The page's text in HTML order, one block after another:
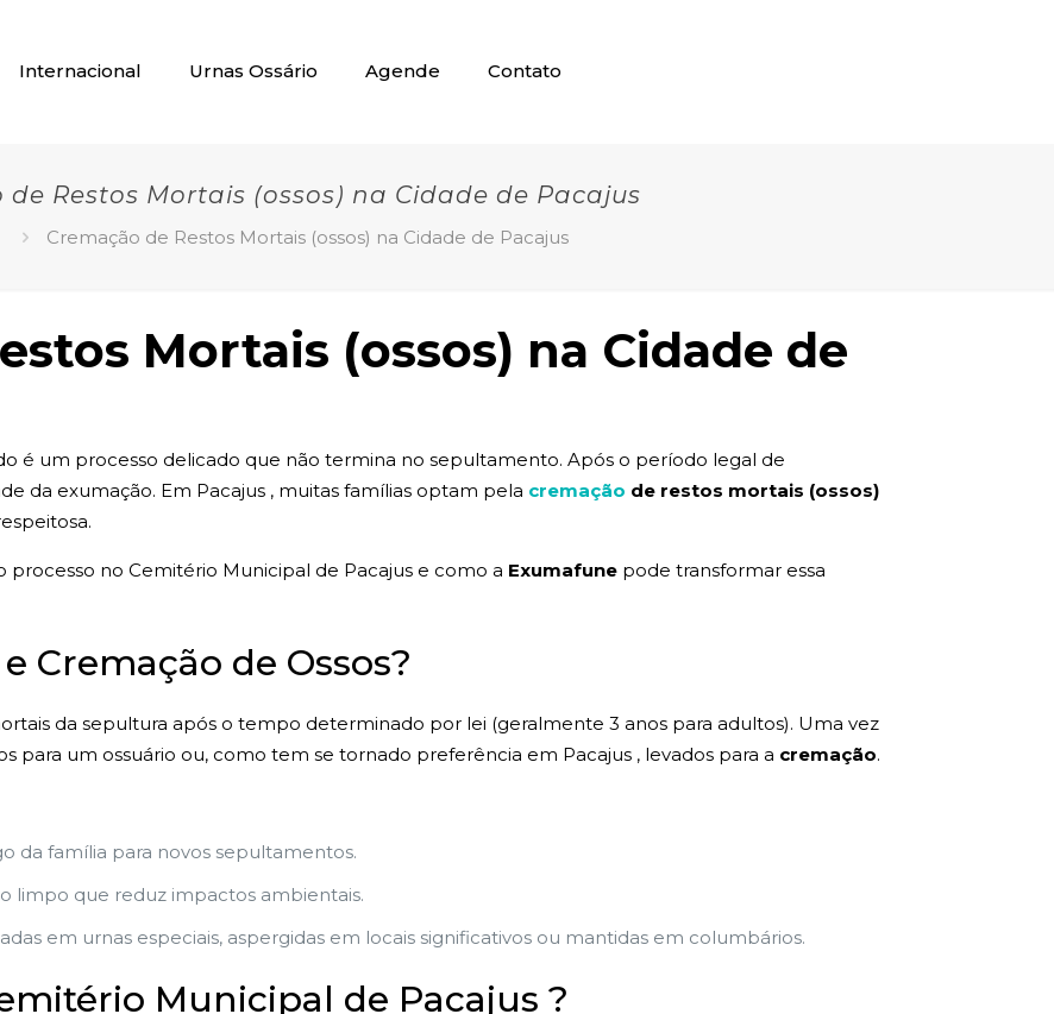
Internacional Urnas Ossário Agende Contato
de Restos Mortais (ossos) na Cidade de Pacajus
Cremação de Restos Mortais (ossos) na Cidade de Pacajus
Mortais (ossos) na Cidade de
é um processo delicado que não termina no sepultamento. Após o período legal de
da exumação. Em Pacajus , muitas famílias optam pela cremação de restos mortais (ossos)
no Cemitério Municipal de Pacajus e como a Exumafunepode transformar essa
Cremação de Ossos?
da sepultura após o tempo determinado por lei (geralmente 3 anos para adultos). Uma vez
para um ossuário ou, como tem se tornado preferência em Pacajus , levados para a cremação.
da família para novos sepultamentos.
limpo que reduz impactos ambientais.
em urnas especiais, aspergidas em locais significativos ou mantidas em columbários.
Municipal de Pacajus ?